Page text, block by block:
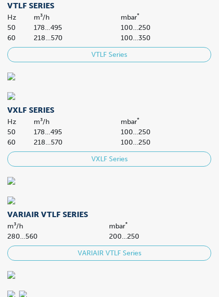
VTLF SERIES
Hz m³/h mbar*
50 178…495
100…250
60
218…570 100…350
VTLF Series
VXLF SERIES
Hz m³/h mbar*
50 178…495
100…250
60
218…570 100…250
VXLF Series
VARIAIR VTLF SERIES
m³/h mbar*
280…560 200…250
VARIAIR VTLF Series